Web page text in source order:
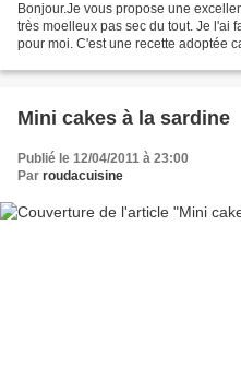
Bonjour.Je vous propose une
très moelleux pas sec du tout. Je l'ai
pour moi. C'est une recette adoptée
Mini cakes à la sardine
Publié le 12/04/2011 à 23:00
Par roudacuisine